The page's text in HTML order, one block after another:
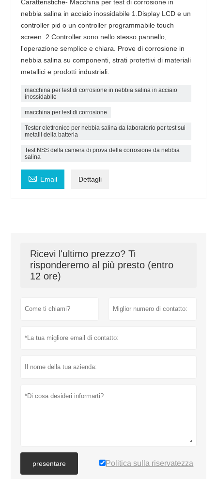
Caratteristiche- Macchina per test di corrosione in
nebbia salina in acciaio inossidabile 1.Display LCD e un
controller pid o un controller programmabile touch
screen. 2.Controller sono nello stesso pannello,
l'operazione semplice e chiara. Prove di corrosione in
nebbia salina su componenti, strati protettivi di materiali
metallici e prodotti industriali.
macchina per test di corrosione in nebbia salina in acciaio
inossidabile
macchina per test di corrosione
Tester elettronico per nebbia salina da laboratorio per test sui
metalli della batteria
Test NSS della camera di prova della corrosione da nebbia
salina
 Email Dettagli
Ricevi l'ultimo prezzo? Ti
risponderemo al più presto (entro
12 ore)
presentare Politica sulla riservatezza